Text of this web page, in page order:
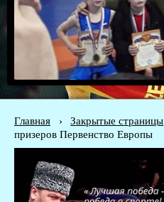
Главная › Закрытые страницы
призеров Первенство Европы